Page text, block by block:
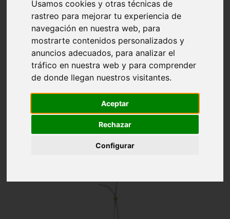
Usamos cookies y otras técnicas de
rastreo para mejorar tu experiencia de
navegación en nuestra web, para
mostrarte contenidos personalizados y
anuncios adecuados, para analizar el
tráfico en nuestra web y para comprender
de donde llegan nuestros visitantes.
Aceptar
Rechazar
Configurar
Inicio ACCESORIOS DE AUTOMÓVIL
ACCESORIOS DE AUTOMÓVIL
Mostrando 1-24 de 54 artículo(s)